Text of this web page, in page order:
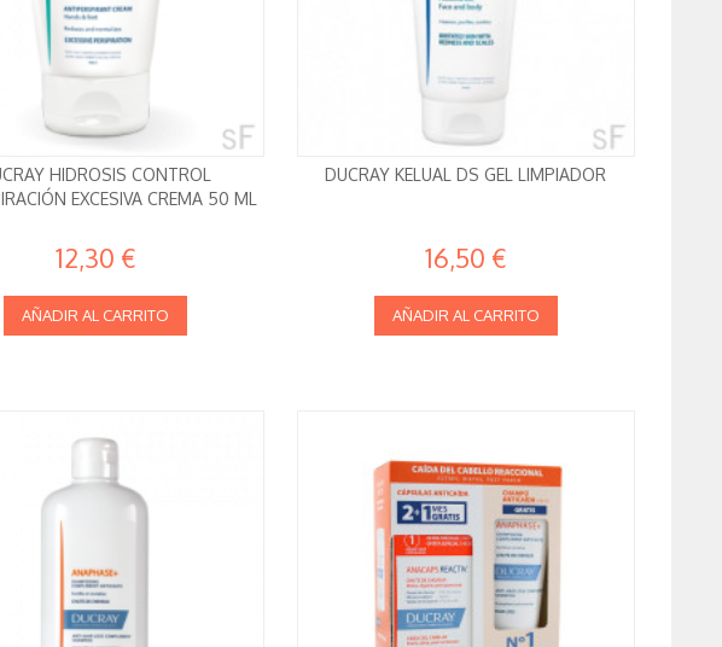
HIDROSIS CONTROL
EXCESIVA CREMA 50 ML
12,30 €
AÑADIR AL CARRITO
DUCRAY KELUAL DS GEL LIMPIADOR
16,50 €
AÑADIR AL CARRITO